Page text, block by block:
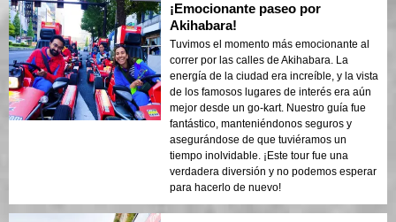
¡Emocionante paseo por
Akihabara!
Tuvimos el momento más emocionante al
correr por las calles de Akihabara. La
energía de la ciudad era increíble, y la vista
de los famosos lugares de interés era aún
mejor desde un go-kart. Nuestro guía fue
fantástico, manteniéndonos seguros y
asegurándose de que tuviéramos un
tiempo inolvidable. ¡Este tour fue una
verdadera diversión y no podemos esperar
para hacerlo de nuevo!